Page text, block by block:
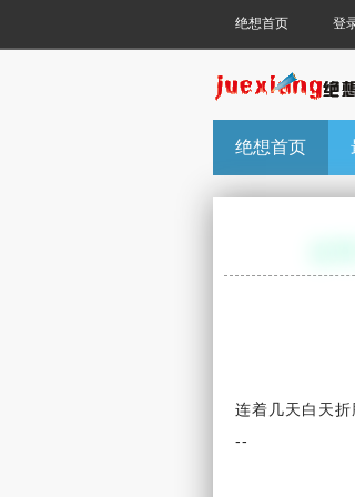
绝想首页 登
绝想首页
连着几天白天折
--